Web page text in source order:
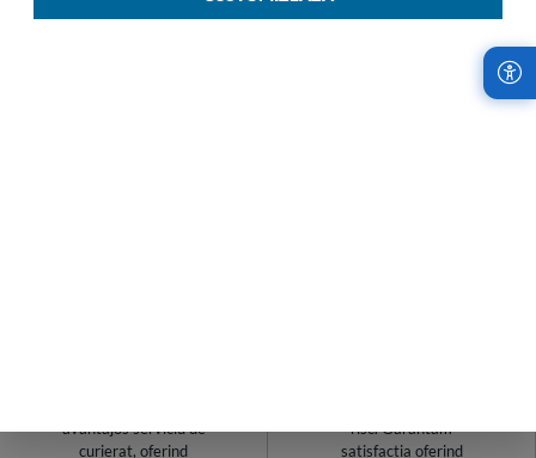
avantajos serviciu de
curierat, oferind
risc. Garantam
satisfactia oferind